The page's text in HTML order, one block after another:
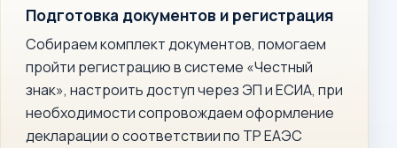
Подготовка документов и регистрация
Собираем комплект документов, помогаем
пройти регистрацию в системе «Честный
знак», настроить доступ через ЭП и ЕСИА, при
необходимости сопровождаем оформление
декларации о соответствии по ТР ЕАЭС